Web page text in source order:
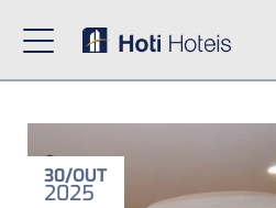
30 OUT
2025